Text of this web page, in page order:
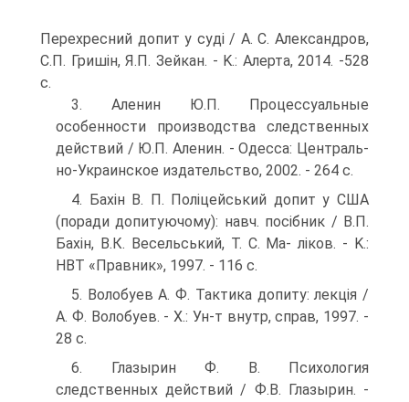
Перехресний допит у суді / А. С. Алексан­дров,
С.П. Гришін, Я.П. Зейкан. - K.: Алерта, 2014. -528
с.
3. Аленин Ю.П. Процессуальные
особенности производства следственных
действий / Ю.П. Аленин. - Одесса: Централь­
но-Украинское издательство, 2002. - 264 с.
4. Бахін В. П. Поліцейський допит у США
(поради допитуючо­му): навч. посібник / В.П.
Бахін, В.К. Весельський, Т. С. Ma- ліков. - K.:
HBT «Правник», 1997. - 116 с.
5. Волобуев А. Ф. Тактика допиту: лекція /
А. Ф. Волобуев. - X.: Ун-т внутр, справ, 1997. -
28 с.
6. Глазырин Ф. В. Психология
следственных действий / Ф.В. Глазырин. -